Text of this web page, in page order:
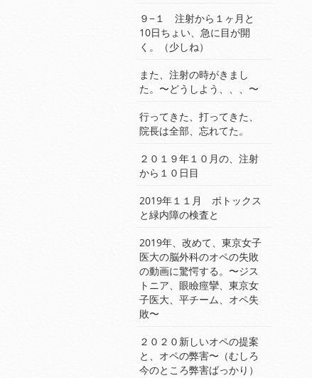
９−１ 注射から１ヶ月と
10日ちょい、急に目が開
く。（少しね）
また、注射の時がきまし
た。〜どうしよう、、、〜
行ってきた、打ってきた、
院長は全部、忘れてた。
２０１９年１０月の、注射
から１０日目
2019年１１月 ボトックス
と緑内障の検査と
2019年、改めて、東京女子
医大の脳外科のオペの失敗
の動画に驚愕する。〜ジス
トニア、眼瞼痙攣、東京女
子医大、平チーム、オペ失
敗〜
２０２０新しいオペの提案
と、オペの弊害〜（むしろ
今のところ弊害ばっかり）